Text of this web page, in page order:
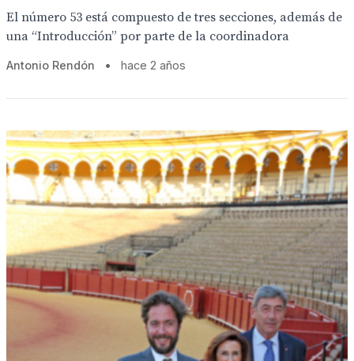
El número 53 está compuesto de tres secciones, además de
una “Introducción” por parte de la coordinadora
Antonio Rendón • hace 2 años